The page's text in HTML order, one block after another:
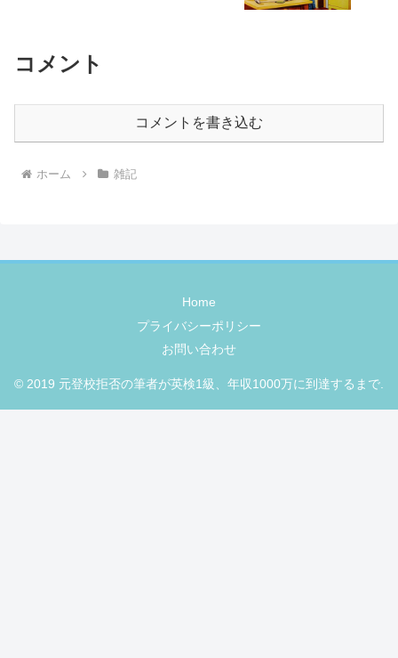
コメント
コメントを書き込む
ホーム 雑記
Home
プライバシーポリシー
お問い合わせ
© 2019 元登校拒否の筆者が英検1級、年収1000万に到達するまで.